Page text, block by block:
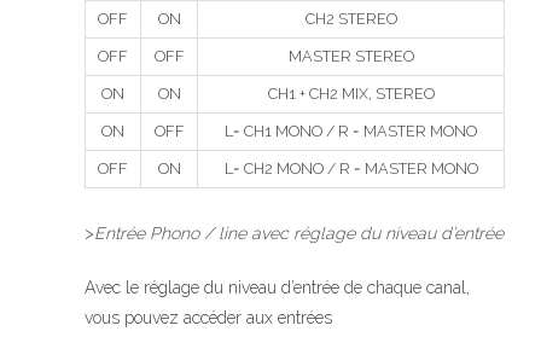
OFF ON CH2 STEREO
OFF OFF MASTER STEREO
ON ON CH1 + CH2 MIX, STEREO
ON OFF L= CH1 MONO / R = MASTER MONO
OFF ON L= CH2 MONO / R = MASTER MONO
>Entrée Phono / line avec réglage du niveau d’entrée
Avec le réglage du niveau d’entrée de chaque canal,
vous pouvez accéder aux entrées